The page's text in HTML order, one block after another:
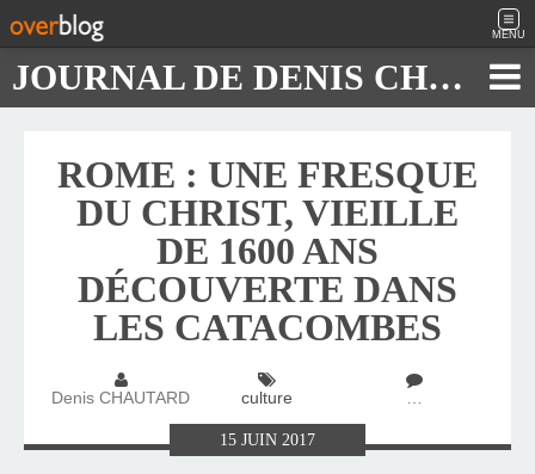
MENU
JOURNAL DE DENIS CHAUTARD
ROME : UNE FRESQUE
DU CHRIST, VIEILLE
DE 1600 ANS
DÉCOUVERTE DANS
LES CATACOMBES
Denis CHAUTARD culture …
15 JUIN 2017